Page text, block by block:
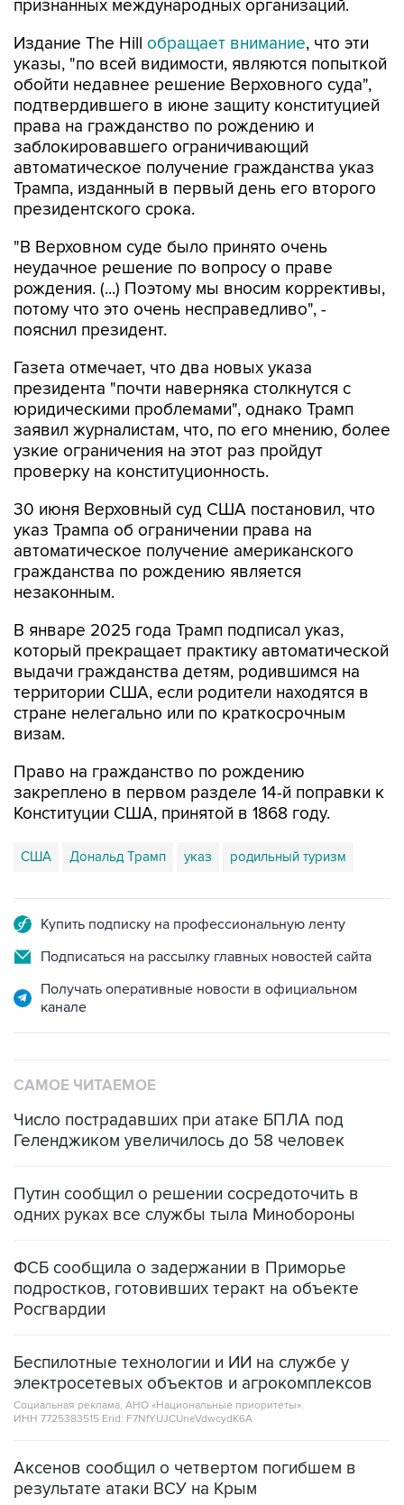
признанных международных организаций.
Издание The Hill обращает внимание, что эти
указы, "по всей видимости, являются попыткой
обойти недавнее решение Верховного суда",
подтвердившего в июне защиту конституцией
права на гражданство по рождению и
заблокировавшего ограничивающий
автоматическое получение гражданства указ
Трампа, изданный в первый день его второго
президентского срока.
"В Верховном суде было принято очень
неудачное решение по вопросу о праве
рождения. (...) Поэтому мы вносим коррективы,
потому что это очень несправедливо", -
пояснил президент.
Газета отмечает, что два новых указа
президента "почти наверняка столкнутся с
юридическими проблемами", однако Трамп
заявил журналистам, что, по его мнению, более
узкие ограничения на этот раз пройдут
проверку на конституционность.
30 июня Верховный суд США постановил, что
указ Трампа об ограничении права на
автоматическое получение американского
гражданства по рождению является
незаконным.
В январе 2025 года Трамп подписал указ,
который прекращает практику автоматической
выдачи гражданства детям, родившимся на
территории США, если родители находятся в
стране нелегально или по краткосрочным
визам.
Право на гражданство по рождению
закреплено в первом разделе 14-й поправки к
Конституции США, принятой в 1868 году.
США Дональд Трамп указ родильный туризм
Купить подписку на профессиональную ленту
Подписаться на рассылку главных новостей сайта
Получать оперативные новости в официальном
канале
САМОЕ ЧИТАЕМОЕ
Число пострадавших при атаке БПЛА под
Геленджиком увеличилось до 58 человек
Путин сообщил о решении сосредоточить в
одних руках все службы тыла Минобороны
ФСБ сообщила о задержании в Приморье
подростков, готовивших теракт на объекте
Росгвардии
Беспилотные технологии и ИИ на службе у
электросетевых объектов и агрокомплексов
Социальная реклама, АНО «Национальные приоритеты».
ИНН 7725383515 Erid: F7NfYUJCUneVdwcydK6A
Аксенов сообщил о четвертом погибшем в
результате атаки ВСУ на Крым